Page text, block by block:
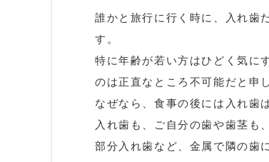
誰かと旅行に行く時に、入れ歯
す。
特に年齢が若い方はひどく気に
のは正直なところ不可能だと申
なぜなら、食事の後には入れ歯
入れ歯も、ご自分の歯や歯茎も
部分入れ歯など、金属で隣の歯